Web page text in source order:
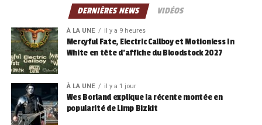
DERNIÈRES NEWS VIDÉOS
À LA UNE il y a 9 heures
Mercyful Fate, Electric Callboy et Motionless In
White en tête d’affiche du Bloodstock 2027
À LA UNE il y a 1 jour
Wes Borland explique la récente montée en
popularité de Limp Bizkit